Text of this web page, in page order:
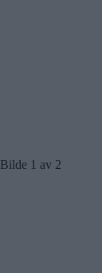
Bilde 1 av 2